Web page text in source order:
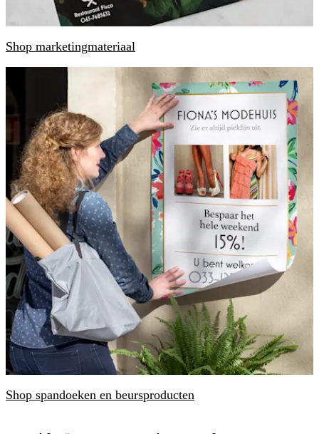
Shop marketingmateriaal
Shop spandoeken en beursproducten